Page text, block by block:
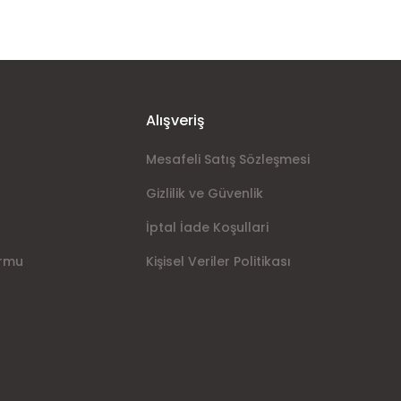
Alışveriş
Mesafeli Satış Sözleşmesi
Gizlilik ve Güvenlik
İptal İade Koşullari
Kişisel Veriler Politikası